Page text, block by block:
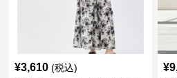
¥3,610 (税込) ¥